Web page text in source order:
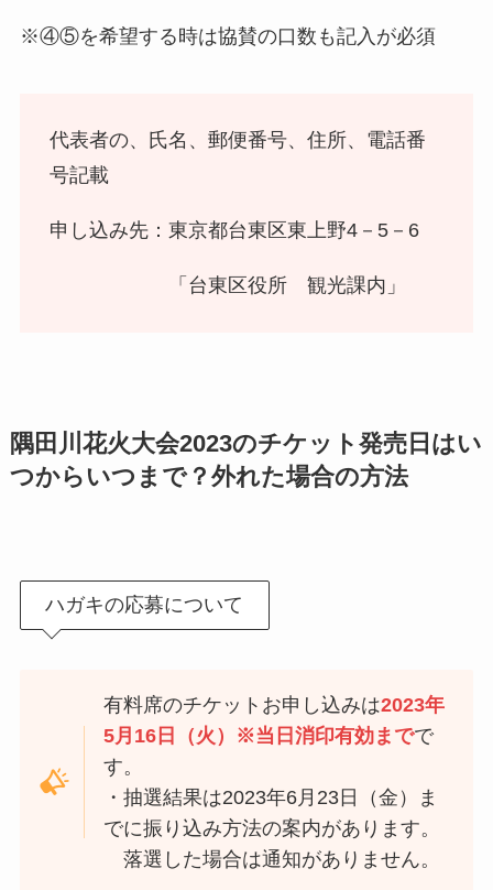
※④⑤を希望する時は協賛の口数も記入が必須
代表者の、氏名、郵便番号、住所、電話番
号記載
申し込み先：東京都台東区東上野4－5－6
「台東区役所 観光課内」
隅田川花火大会2023のチケット発売日はい
つからいつまで？外れた場合の方法
ハガキの応募について
有料席のチケットお申し込みは2023年
5月16日（火）※当日消印有効までで
す。
・抽選結果は2023年6月23日（金）ま
でに振り込み方法の案内があります。
落選した場合は通知がありません。